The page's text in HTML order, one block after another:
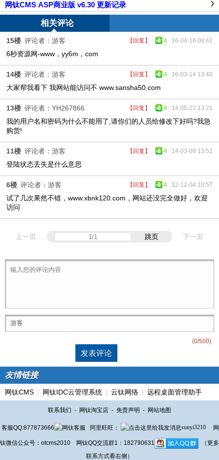
网钛CMS ASP商业版 v6.30 更新记录
相关评论
【回复】 4 16-04-16 00:41
15楼 评论者：游客
6秒资源网-www，yy6m，com
【回复】 4 16-03-14 13:40
14楼 评论者：游客
大家帮我看下 我网站能访问不 www.sansha50.com
【回复】 4 14-05-22 13:21
13楼 评论者：YH267866
我的用户名和密码为什么不能用了,请你们的人员给修改下好吗?我急
购货!
【回复】 4 14-03-09 13:51
11楼 评论者：游客
登陆状态丢失是什么意思
【回复】 4 12-12-04 10:57
6楼 评论者：游客
试了几次果然不错，www.xbnk120.com，网站还没完全做好，欢迎
访问
上一页 跳页 下一页
(0/500)
友情链接
网钛CMS | 网钛IDC云管理系统 | 云钛网络 | 远程桌面管理助手
联系我们 - 网钛淘宝店 - 免责声明 - 网站地图
客服QQ:877873666 阿里旺旺： sunyi3210 网
钛微信公众号：otcms2010 网钛QQ交流群1：182790631
（更多
联系方式看右侧）